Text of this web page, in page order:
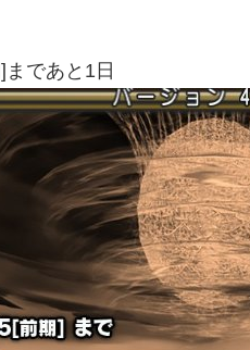
であと1日